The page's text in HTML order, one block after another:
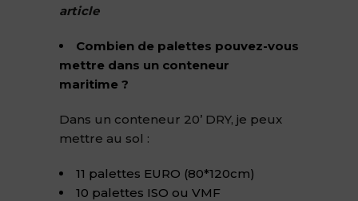
article
Combien de palettes pouvez-vous
mettre dans un conteneur
maritime ?
Dans un conteneur 20’ DRY, je peux
mettre au sol :
11 palettes EURO (80*120cm)
10 palettes ISO ou VMF